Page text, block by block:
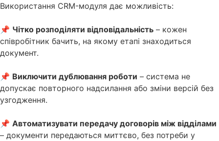
Використання CRM-модуля дає можливість:
📌 Чітко розподіляти відповідальність – кожен
співробітник бачить, на якому етапі знаходиться
документ.
📌 Виключити дублювання роботи – система не
допускає повторного надсилання або зміни версій без
узгодження.
📌 Автоматизувати передачу договорів між відділами
– документи передаються миттєво, без потреби у